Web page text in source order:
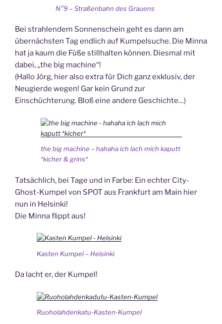
N°9 – Straßenbahn des Grauens
Bei strahlendem Sonnenschein geht es dann am
übernächsten Tag endlich auf Kumpelsuche. Die Minna
hat ja kaum die Füße stillhalten können. Diesmal mit
dabei, „the big machine“!
(Hallo Jörg, hier also extra für Dich ganz exklusiv, der
Neugierde wegen! Gar kein Grund zur
Einschüchterung. Bloß eine andere Geschichte…)
the big machine – hahaha ich lach mich kaputt
*kicher & grins*
Tatsächlich, bei Tage und in Farbe: Ein echter City-
Ghost-Kumpel von SPOT aus Frankfurt am Main hier
nun in Helsinki!
Die Minna flippt aus!
Kasten Kumpel – Helsinki
Da lacht er, der Kumpel!
Ruoholahdenkatu-Kasten-Kumpel